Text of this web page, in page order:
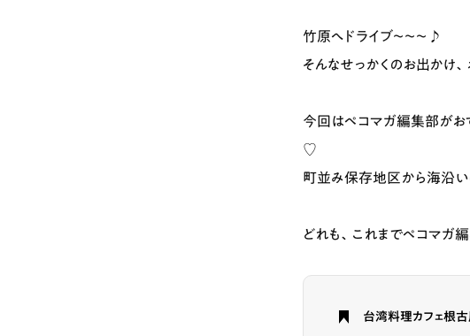
竹原へドライブ〜〜〜♪
そんなせっかくのお出かけ
今回はペコマガ編集部がお
♡
町並み保存地区から海沿い
どれも、これまでペコマガ
台湾料理カフェ根